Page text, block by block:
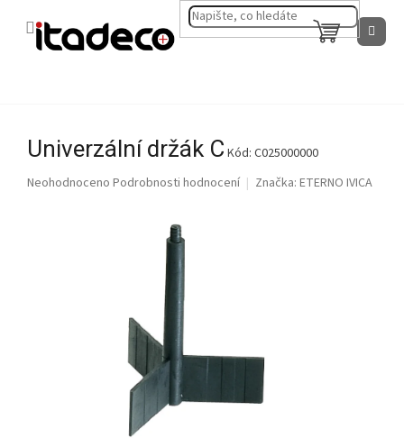
NÁKUPNÍ
KOŠÍK
Univerzální držák C Kód: C025000000
Průměrné
Neohodnoceno Podrobnosti hodnocení Značka: ETERNO IVICA